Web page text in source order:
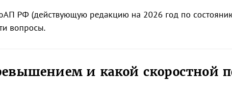
РФ (действующую редакцию на 2026 год по
вопросы.
и какой скоростной